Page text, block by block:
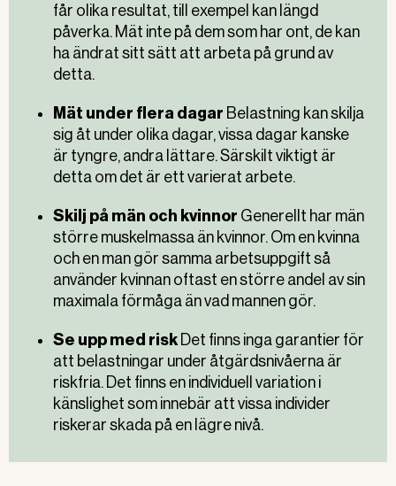
får olika resultat, till exempel kan längd
påverka. Mät inte på dem som har ont, de kan
ha ändrat sitt sätt att arbeta på grund av
detta.
Mät under flera dagar Belastning kan skilja
sig åt under olika dagar, vissa dagar kanske
är tyngre, andra lättare. Särskilt viktigt är
detta om det är ett varierat arbete.
Skilj på män och kvinnor Generellt har män
större muskelmassa än kvinnor. Om en kvinna
och en man gör samma arbetsuppgift så
använder kvinnan oftast en större andel av sin
maximala förmåga än vad mannen gör.
Se upp med risk Det finns inga garantier för
att belastningar under åtgärdsnivåerna är
riskfria. Det finns en individuell variation i
känslighet som innebär att vissa individer
riskerar skada på en lägre nivå.